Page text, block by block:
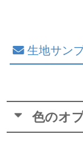
生地サン
色のオ